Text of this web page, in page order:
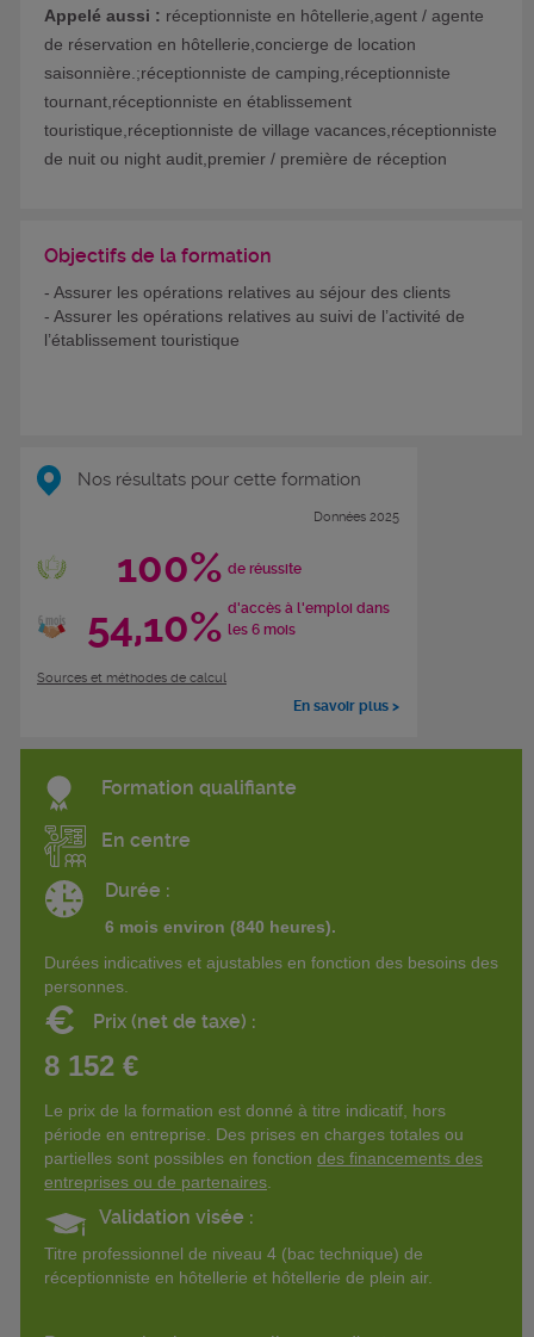
Appelé aussi : réceptionniste en hôtellerie,agent / agente
de réservation en hôtellerie,concierge de location
saisonnière.;réceptionniste de camping,réceptionniste
tournant,réceptionniste en établissement
touristique,réceptionniste de village vacances,réceptionniste
de nuit ou night audit,premier / première de réception
Objectifs de la formation
- Assurer les opérations relatives au séjour des clients
- Assurer les opérations relatives au suivi de l’activité de
l’établissement touristique
Nos résultats pour cette formation
Données 2025
100% de réussite
54,10% d'accès à l'emploi dans
les 6 mois
Sources et méthodes de calcul
En savoir plus >
Formation qualifiante
En centre
Durée :
6 mois environ (840 heures).
Durées indicatives et ajustables en fonction des besoins des
personnes.
€ Prix (net de taxe) :
8 152 €
Le prix de la formation est donné à titre indicatif, hors
période en entreprise. Des prises en charges totales ou
partielles sont possibles en fonction des financements des
entreprises ou de partenaires
Validation visée :
Titre professionnel de niveau 4 (bac technique) de
réceptionniste en hôtellerie et hôtellerie de plein air.